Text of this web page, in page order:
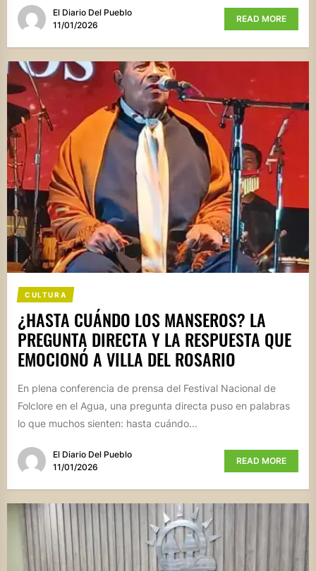
El Diario Del Pueblo
11/01/2026
READ MORE
CULTURA
¿HASTA CUÁNDO LOS MANSEROS? LA
PREGUNTA DIRECTA Y LA RESPUESTA QUE
EMOCIONÓ A VILLA DEL ROSARIO
En plena conferencia de prensa del Festival Nacional de
Folclore en el Agua, una pregunta directa puso en palabras
lo que muchos sienten: hasta cuándo...
El Diario Del Pueblo
11/01/2026
READ MORE